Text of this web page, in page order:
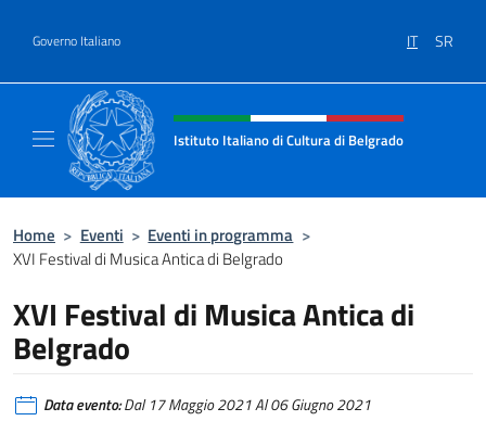
Governo Italiano IT SR
Intestazione sito, social e menù
Istituto Italiano di Cultura di Belgrado
Home > Eventi > Eventi in programma >
XVI Festival di Musica Antica di Belgrado
XVI Festival di Musica Antica di
Belgrado
Data evento:Dal 17 Maggio 2021 Al 06 Giugno 2021